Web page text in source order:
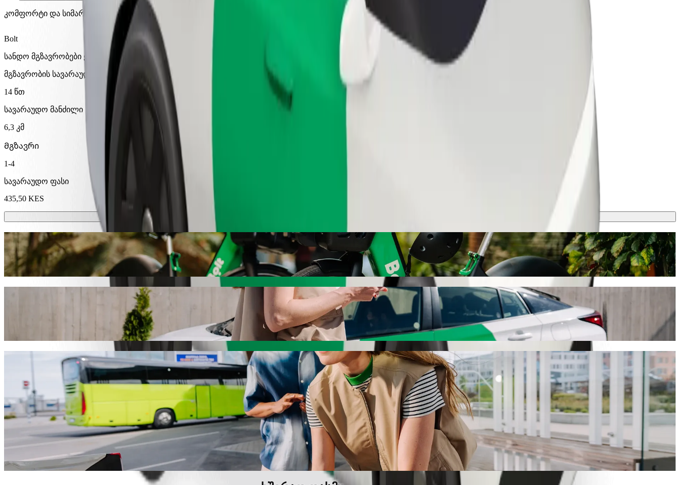
კომფორტი და სიმარტივე შენს ხელთაა!
Bolt
სანდო მგზავრობები ყოველდღიური საშუალო ზომის ავტომობილებით.
მგზავრობის სავარაუდო დრო
14 წთ
სავარაუდო მანძილი
6,3 კმ
Მგზავრი
1-4
სავარაუდო ფასი
435,50 KES
სკუტერები ან ელექტრო-ველოსიპედები
გადაადგილდი კაკამეგა-ში სკუტერით ან ელექტრო-ველოსიპედით
გადმოწერე Bolt
გადაადგილდი Sarova Imperial Hotel-დან Lolwe shopping center-მდე Bolt-ით
ჩვენ რეკომენდაციას ვუწევთ Bolt-ის სერვისების გამოყენებას, თუ ეძებ Lolwe shopping center-მდე გადაადგილების საუკეთესო გზას. Bolt-თან ერთად ეს მგზავრობა დაახლოებით 14
წთ გაგრძელდება და დაახლოებით 435,50 KES KES დაჯდება. ნებისმიერ დროს, ჩვენ შენთვის შესაფერის ავტომობილს მოვძებნით.
Bolt სერვისები Sarova Imperial Hotel-დან Lolwe shopping center-მდე მისასვლელად
ბევრი ბარგი გაქვს? შეუკვეთე XL კატეგორია 6 ადამიანამდე.
გჭირდებათ გამორჩეული მგზავრობა? სცადეთ Bolt-ის პრემიუმ კატეგორია.
ბავშვებთან ერთად მგზავრობ? შეუკვეთე ავტომობილი საბავშვო სავარძლით.
შინაური ცხოველი გყავს თან? სცადე ჩვენი მგზავრობები, სადაც შინაური ცხოველების თან წაყვანა შეიძლება.
Assist კატეგორია ადაპტირებულია ეტლისთვის (WAV).
ისიამოვნე კომფორტული ავტომობილებით ხელმისაწვდომ ფასად Bolt Basic-თან ერთად.
გადმოწერე Bolt